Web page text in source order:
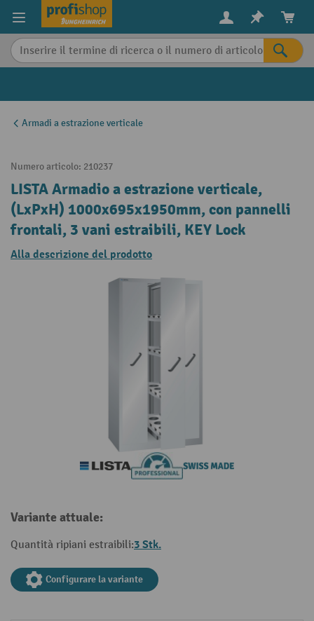
content
Armadi a estrazione verticale
Numero articolo: 210237
LISTA Armadio a estrazione verticale,
(LxPxH) 1000x695x1950mm, con pannelli
frontali, 3 vani estraibili, KEY Lock
Alla descrizione del prodotto
Variante attuale:
Quantità ripiani estraibili:3 Stk.
Configurare la variante